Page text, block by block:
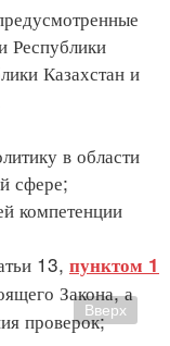
Республики
Казахстан и
в области
сфере;
компетенции
13, пунктом 1
Закона, а
проверок;Вверх